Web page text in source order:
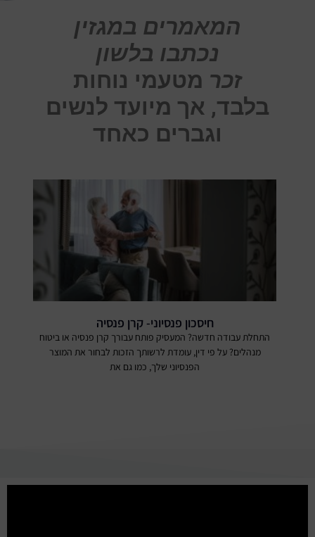
המאמרים במגזין
נכתבו בלשון
זכר מטעמי נוחות
בלבד, אך מיועד לנשים
וגברים כאחד
חיסכון פנסיוני- קרן פנסיה
התחלת עבודה חדשה? המעסיק פותח עבורך קרן פנסיה או ביטוח
מנהלים? על פי דין, עומדת לרשותך הזכות לבחור את המוצר
הפנסיוני שלך, כמו גם את